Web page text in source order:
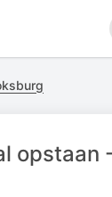
opstaan